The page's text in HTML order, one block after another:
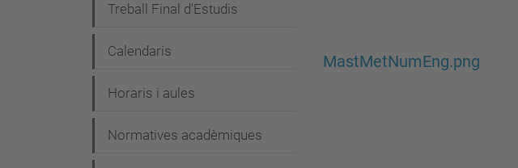
MastMetNumEng.png
Treball Final d'Estudis
Calendaris
Horaris i aules
Normatives acadèmiques